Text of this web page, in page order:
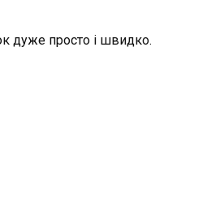
дуже просто і швидко.